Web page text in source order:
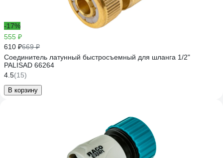
-17%
555 ₽
610 ₽669 ₽
Соединитель латунный быстросъемный для шланга 1/2"
PALISAD 66264
4.5(15)
В корзину